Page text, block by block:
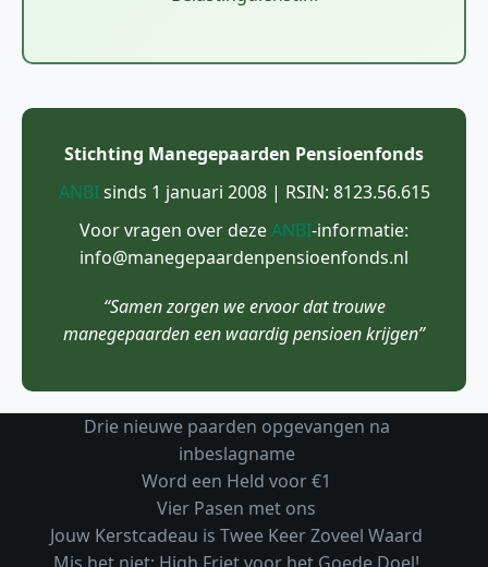
Stichting Manegepaarden Pensioenfonds
ANBIsinds 1 januari 2008 | RSIN: 8123.56.615
Voor vragen over dezeANBI-informatie:
info@manegepaardenpensioenfonds.nl
“Samen zorgen we ervoor dat trouwe
manegepaarden een waardig pensioen krijgen”
Drie nieuwe paarden opgevangen na
inbeslagname
Word een Held voor €1
Vier Pasen met ons
Jouw Kerstcadeau is Twee Keer Zoveel Waard